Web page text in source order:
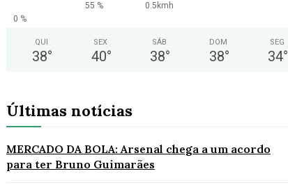
55 %
0.5kmh
0 %
QUI
38°
SEX
40°
SÁB
38°
DOM
38°
SEG
34°
Últimas notícias
MERCADO DA BOLA: Arsenal chega a um acordo
para ter Bruno Guimarães